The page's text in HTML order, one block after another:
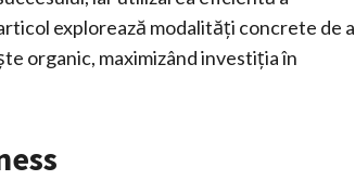
explorează modalități concrete de a
organic, maximizând investiția în